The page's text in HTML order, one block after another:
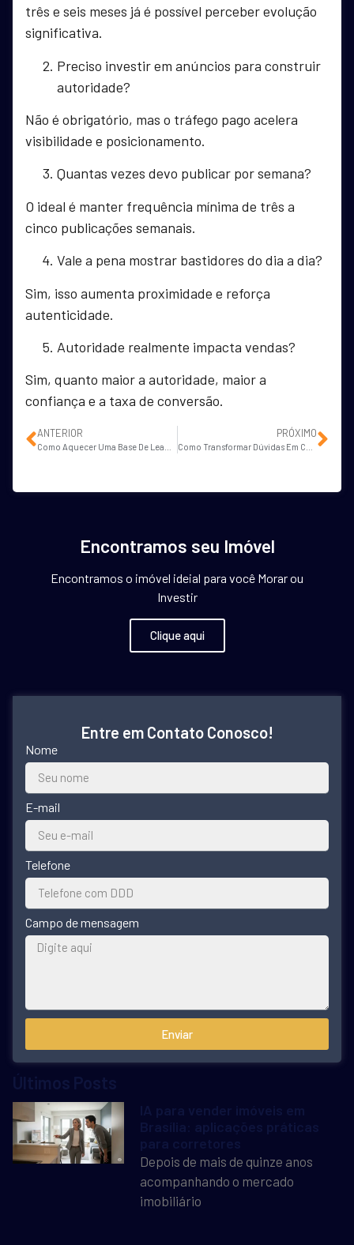
três e seis meses já é possível perceber evolução
significativa.
Preciso investir em anúncios para construir
autoridade?
Não é obrigatório, mas o tráfego pago acelera
visibilidade e posicionamento.
Quantas vezes devo publicar por semana?
O ideal é manter frequência mínima de três a
cinco publicações semanais.
Vale a pena mostrar bastidores do dia a dia?
Sim, isso aumenta proximidade e reforça
autenticidade.
Autoridade realmente impacta vendas?
Sim, quanto maior a autoridade, maior a
confiança e a taxa de conversão.
ANTERIOR PRÓXIMO
Encontramos seu Imóvel
Encontramos o imóvel ideial para você Morar ou
Investir
Clique aqui
Entre em Contato Conosco!
Nome
E-mail
Telefone
Campo de mensagem
Enviar
Últimos Posts
IA para vender imóveis em
Brasília: aplicações práticas
para corretores
Depois de mais de quinze anos
acompanhando o mercado
imobiliário